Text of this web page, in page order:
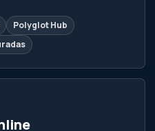
Polyglot Hub